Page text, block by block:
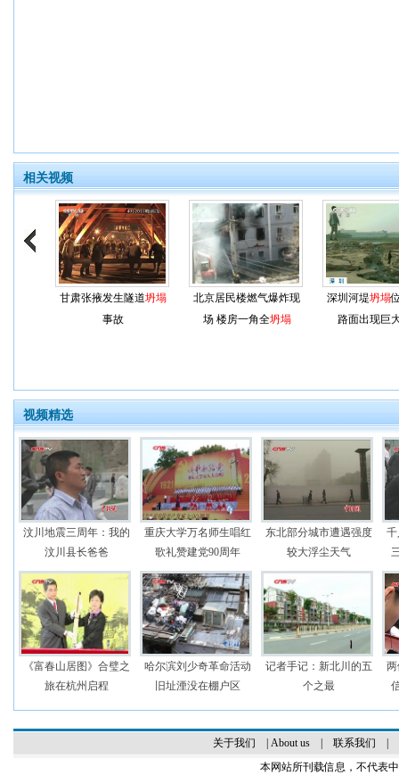
相关视频
甘肃张掖发生隧道坍塌
事故
北京居民楼燃气爆炸现
场 楼房一角全坍塌
深圳河堤坍塌
路面出现巨
视频精选
汶川地震三周年：我的
汶川县长爸爸
重庆大学万名师生唱红
歌礼赞建党90周年
东北部分城市遭遇强度
较大浮尘天气
《富春山居图》合璧之
旅在杭州启程
哈尔滨刘少奇革命活动
旧址湮没在棚户区
记者手记：新北川的五
个之最
关于我们 About us| 联系我们
本网站所刊载信息，不代表